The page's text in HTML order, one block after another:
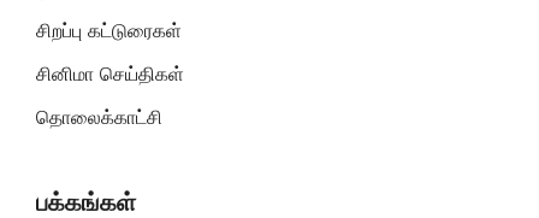
சிறப்பு கட்டுரைகள்
சினிமா செய்திகள்
தொலைக்காட்சி
பக்கங்கள்